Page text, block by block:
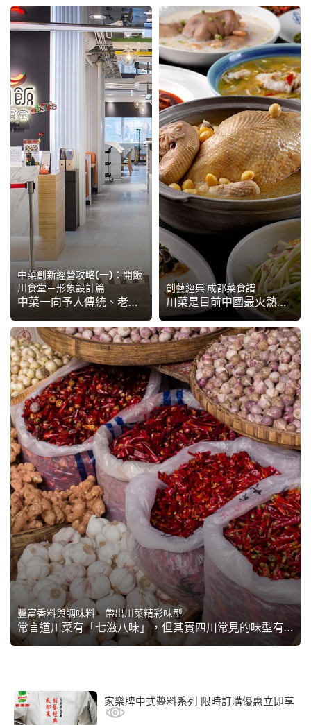
中菜創新經營攻略(一)：開飯
川食堂－形象設計篇
中菜一向予人傳統、老派的感覺，不易吸引年輕人嘗試，如何打開新一代巿場，就成為中菜館的重要課題。台灣的老字號「福利川菜」面對年輕巿場，特別創立了年輕品牌「開飯川食堂」，嘗試迎合新世代對餐飲的需求，希望征服年輕人的胃。如今已在台灣開設12家分店，成為一個深受...
創藝經典 成都菜食譜
川菜是目前中國最火熱的菜系之一，而成都菜是最重要的地方支系，特色是 1) 滋味醇和、個性鮮明；2) 改良創新、廣受歡迎，這裡精選17道創藝經典成都菜譜，帶給廚師耳目一新的川菜靈感。
豐富香料與調味料 帶出川菜精彩味型
常言道川菜有「七滋八味」，但其實四川常見的味型有多達24種，而要成就這豐富滋味就全靠各式各樣的香料與調味料。本篇將介紹這些為川菜加添鮮香的重要材料，大廚們請留意！
家樂牌中式醬料系列 限時訂購優惠立即享